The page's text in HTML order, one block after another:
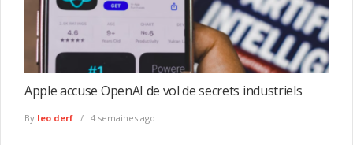
Apple accuse OpenAI de vol de secrets industriels
By leo derf 4 semaines ago